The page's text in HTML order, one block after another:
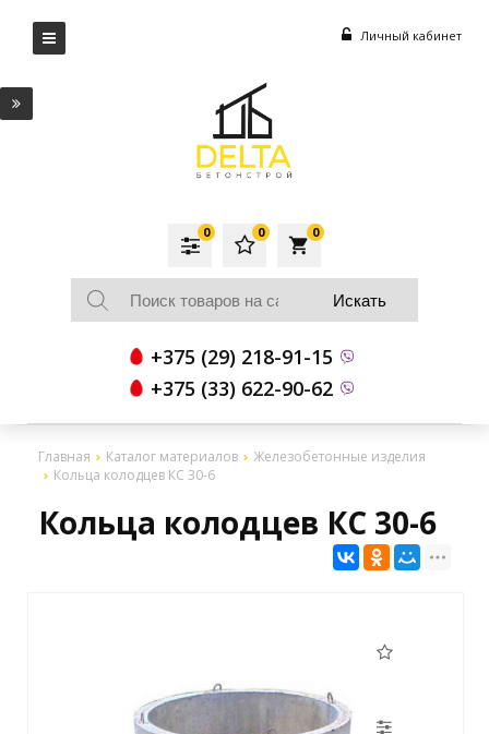
Личный кабинет
local_grocery_store
0
0
0
+375 (29) 218-91-15
+375 (33) 622-90-62
Главная Каталог материалов
Железобетонные изделия
Кольца колодцев КС 30-6
Кольца колодцев КС 30-6